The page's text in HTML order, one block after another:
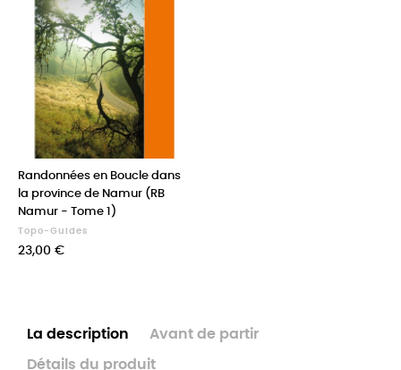
Randonnées en Boucle dans
la province de Namur (RB
Namur - Tome 1)
Topo-Guides
Prix
23,00 €
La description Avant de partir
Détails du produit